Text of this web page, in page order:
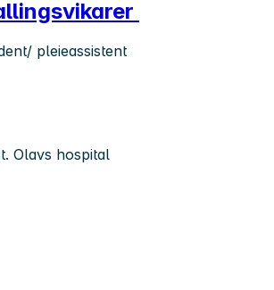
pleieassistent
Olavs hospital